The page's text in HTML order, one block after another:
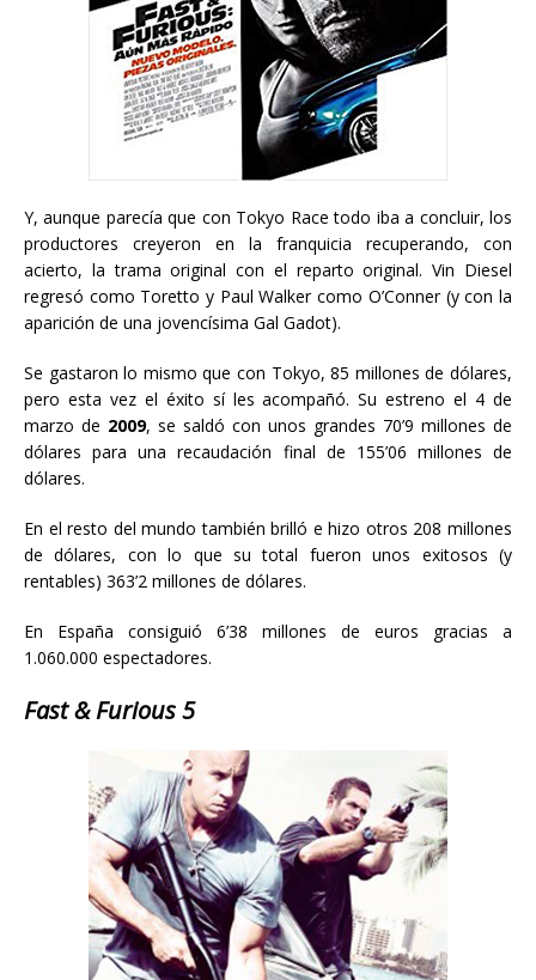
Y, aunque parecía que con Tokyo Race todo iba a concluir, los
productores creyeron en la franquicia recuperando, con
acierto, la trama original con el reparto original. Vin Diesel
regresó como Toretto y Paul Walker como O’Conner (y con la
aparición de una jovencísima Gal Gadot).
Se gastaron lo mismo que con Tokyo, 85 millones de dólares,
pero esta vez el éxito sí les acompañó. Su estreno el 4 de
marzo de 2009, se saldó con unos grandes 70’9 millones de
dólares para una recaudación final de 155’06 millones de
dólares.
En el resto del mundo también brilló e hizo otros 208 millones
de dólares, con lo que su total fueron unos exitosos (y
rentables) 363’2 millones de dólares.
En España consiguió 6’38 millones de euros gracias a
1.060.000 espectadores.
Fast & Furious 5